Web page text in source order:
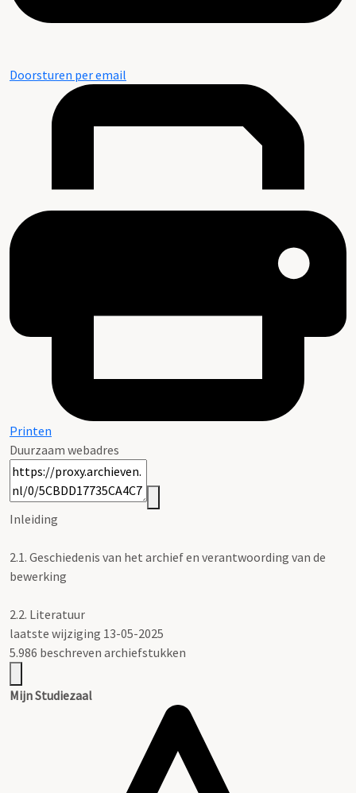
Doorsturen per email
Printen
Duurzaam webadres
Inleiding
2.1. Geschiedenis van het archief en verantwoording van de
bewerking
2.2. Literatuur
laatste wijziging 13-05-2025
5.986 beschreven archiefstukken
Mijn Studiezaal